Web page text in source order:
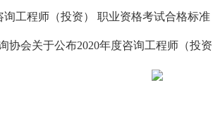
询工程师（投资） 职业资格考试合格标准
协会关于公布2020年度咨询工程师（投